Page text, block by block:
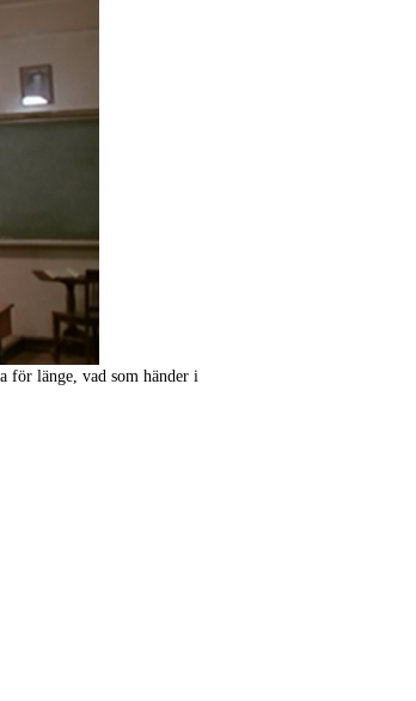
för länge, vad som händer i